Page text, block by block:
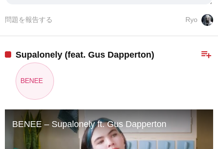
Ryo
問題を報告する
playlist_add
Supalonely (feat. Gus Dapperton)
BENEE
BENEE – Supalonely ft. Gus Dapperton